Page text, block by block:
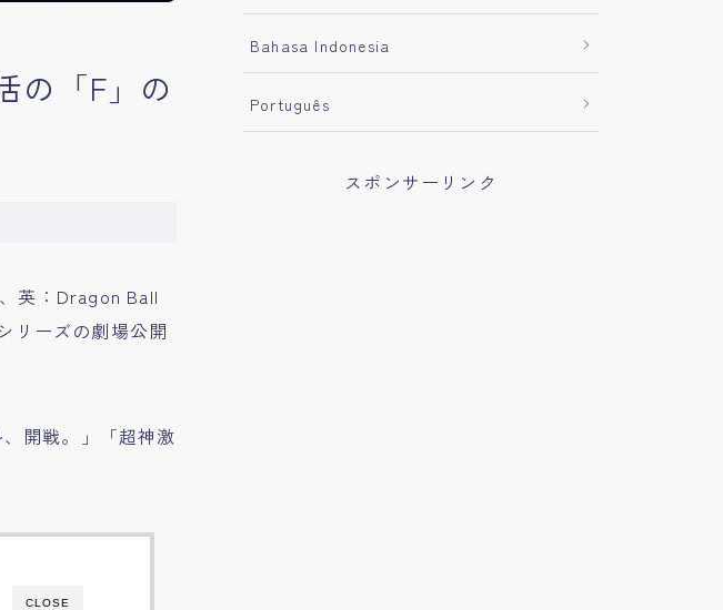
の「F」の
英：Dragon Ball
リーズの劇場公開
開戦。」「超神激
CLOSE
Bahasa Indonesia
Português
スポンサーリンク